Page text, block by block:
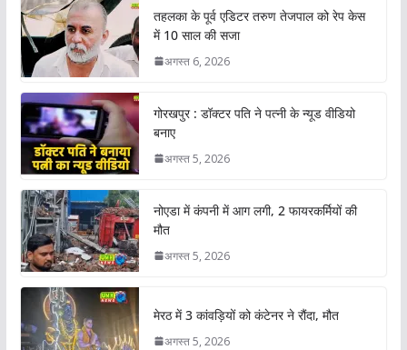
तहलका के पूर्व एडिटर तरुण तेजपाल को रेप केस
में 10 साल की सजा
अगस्त 6, 2026
गोरखपुर : डॉक्टर पति ने पत्नी के न्यूड वीडियो
बनाए
अगस्त 5, 2026
नोएडा में कंपनी में आग लगी, 2 फायरकर्मियों की
मौत
अगस्त 5, 2026
मेरठ में 3 कांवड़ियों को कंटेनर ने रौंदा, मौत
अगस्त 5, 2026